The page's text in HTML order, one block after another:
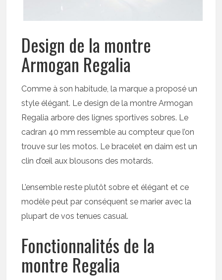
Design de la montre
Armogan Regalia
Comme à son habitude, la marque a proposé un
style élégant. Le design de la montre Armogan
Regalia arbore des lignes sportives sobres. Le
cadran 40 mm ressemble au compteur que l’on
trouve sur les motos. Le bracelet en daim est un
clin d’œil aux blousons des motards.
L’ensemble reste plutôt sobre et élégant et ce
modèle peut par conséquent se marier avec la
plupart de vos tenues casual.
Fonctionnalités de la
montre Regalia